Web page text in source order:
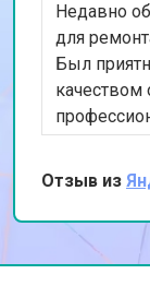
Недавно
для
Был
качеством
теперь
ценю
Спасибо
Отзыв из